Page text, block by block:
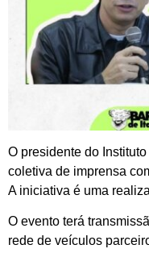
O presidente do
coletiva de imprensa
A iniciativa é uma
O evento terá
rede de veículos